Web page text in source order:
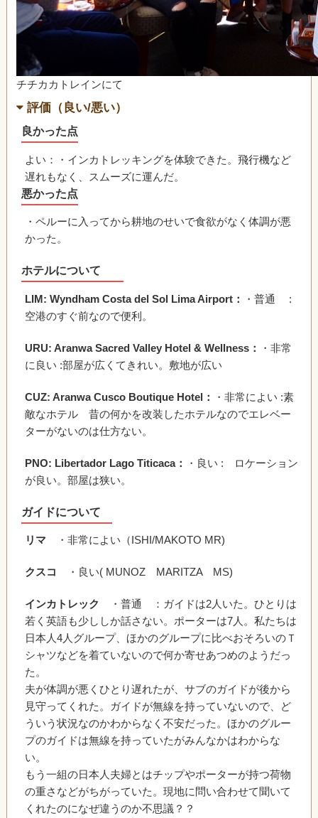
チチカカトレインにて
評価（良い/悪い）
良かった点
よい：・インカトレッキングを体験できた。飛行機など
遅れもなく、スムーズに運んだ。
悪かった点
・ペルーに入ってから耕地のせいで食欲がなく体調が悪
かった。
ホテルについて
LIM: Wyndham Costa del Sol Lima Airport ：
・普通 :
空港のすぐ前なので便利。
URU: Aranwa Sacred Valley Hotel & Wellness：
・非常
に良い :部屋が広くてきれい。敷地が広い
CUZ: Aranwa Cusco Boutique Hotel：
・非常によい :素
敵なホテル 昔の何かを改装したホテルなのでエレベー
ターがないのは仕方ない。
PNO: Libertador Lago Titicaca：
・良い : ロケーション
が良い。部屋は狭い。
ガイドについて
リマ ・非常によい（ISHI/MAKOTO MR)
クスコ ・良い( MUNOZ MARITZA MS)
インカトレック
・普通 ：ガイドは2人いた。ひとりは
若く英語も少ししか話さない。ポーターは7人。私たちは
日本人4人グループ、ほかのグループに比べおそろいのＴ
シャツなどを着ていないので何か寄せあつめのようだっ
た。
夫が体調が悪くひとり遅れたが、サブのガイドが後から
見守ってくれた。ガイドが無線を持っていないので、ど
ういう状況なのかわからなく不安だった。ほかのグルー
プのガイドは無線を持っていたがみんなかはわからな
い。
もう一組の日本人夫婦とはチップやポーターが持つ荷物
の重さなどがちがっていた。現地に問い合わせて聞いて
くれたのになぜ違うのか不思議？？